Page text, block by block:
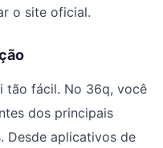
o site oficial.
tão fácil. No 36q, você
dos principais
Desde aplicativos de